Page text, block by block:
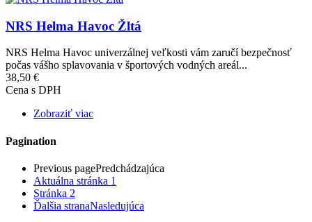
NRS Helma Havoc Žltá
NRS Helma Havoc univerzálnej veľkosti vám zaručí bezpečnosť
počas vášho splavovania v športových vodných areál...
38,50 €
Cena s DPH
Zobraziť viac
Pagination
Previous pagePredchádzajúca
Aktuálna stránka 1
Stránka 2
Ďalšia stranaNasledujúca